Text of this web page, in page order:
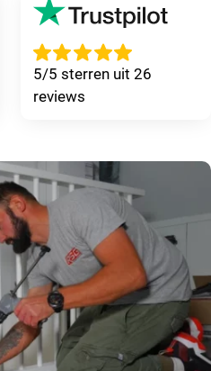
5/5 sterren uit 26
reviews